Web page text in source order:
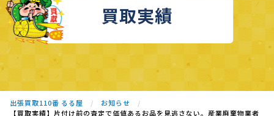
買取実績
出張買取110番 るる屋
お知らせ
【買取実績】片付け前の査定で価値あるお品を見逃さない。産業廃棄物業者